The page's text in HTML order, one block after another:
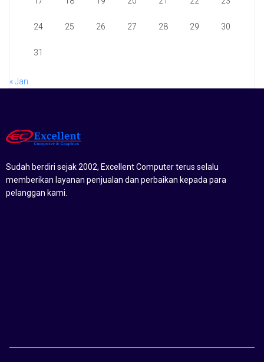
24 25 26 27 28 29 30
31
« Jan
Sudah berdiri sejak 2002, Excellent Computer terus selalu
memberikan layanan penjualan dan perbaikan kepada para
pelanggan kami.